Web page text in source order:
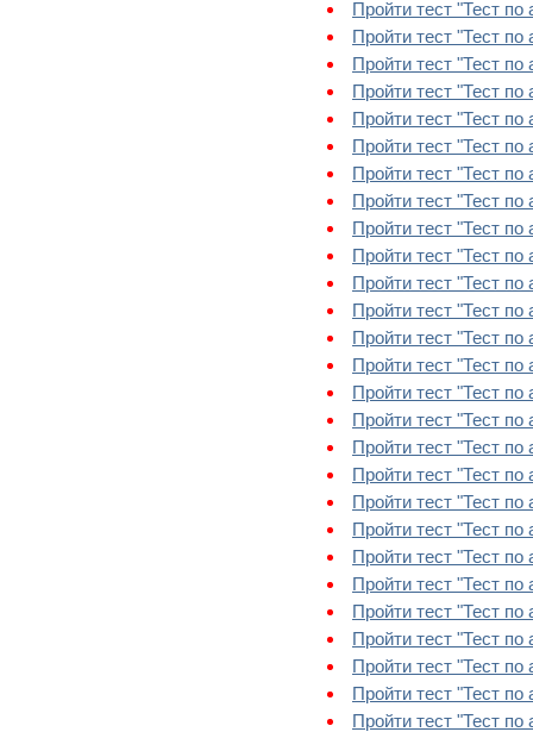
Пройти тест "Тест
Пройти тест "Тест
Пройти тест "Тест
Пройти тест "Тест
Пройти тест "Тест
Пройти тест "Тест
Пройти тест "Тест
Пройти тест "Тест по
Пройти тест "Тест
Пройти тест "Тест
Пройти тест "Тест
Пройти тест "Тест
Пройти тест "Тест
Пройти тест "Тест
Пройти тест "Тест
Пройти тест "Тест по
Пройти тест "Тест
Пройти тест "Тест
Пройти тест "Тест
Пройти тест "Тест
Пройти тест "Тест
Пройти тест "Тест
Пройти тест "Тест
Пройти тест "Тест
Пройти тест "Тест
Пройти тест "Тест
Пройти тест "Тест